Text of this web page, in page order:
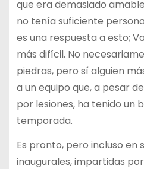
que era demasiado
no tenía suficiente
es una respuesta a esto;
más difícil. No
piedras, pero sí alguien
a un equipo que, a pesar
por lesiones, ha tenido un
temporada.
Es pronto, pero incluso en
inaugurales, impartidas